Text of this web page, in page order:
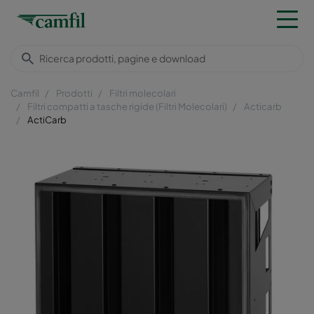
Camfil Prodotti
Filtri molecolari
Filtri compatti a tasche rigide (Filtri Molecolari)
Acticarb
ActiCarb